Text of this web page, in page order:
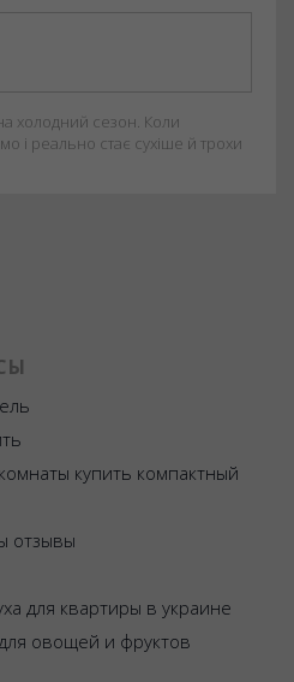
холодний сезон. Коли
і реально стає сухіше й трохи
купить компактный
отзывы
для квартиры в украине
овощей и фруктов